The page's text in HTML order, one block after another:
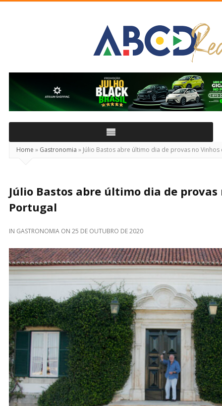
Real
Home » Gastronomia » Júlio Bastos abre último dia de provas no Vinhos
Júlio Bastos abre último dia de provas
Portugal
IN GASTRONOMIA ON 25 DE OUTUBRO DE 2020